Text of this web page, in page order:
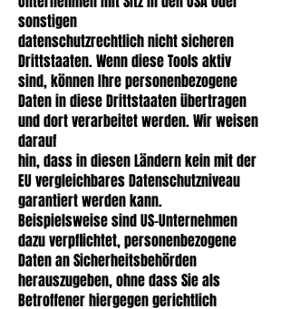
sonstigen
datenschutzrechtlich nicht sicheren
Drittstaaten. Wenn diese Tools aktiv
sind, können Ihre personenbezogene
Daten in diese Drittstaaten übertragen
und dort verarbeitet werden. Wir weisen
darauf
hin, dass in diesen Ländern kein mit der
EU vergleichbares Datenschutzniveau
garantiert werden kann.
Beispielsweise sind US-Unternehmen
dazu verpflichtet, personenbezogene
Daten an Sicherheitsbehörden
herauszugeben, ohne dass Sie als
Betroffener hiergegen gerichtlich